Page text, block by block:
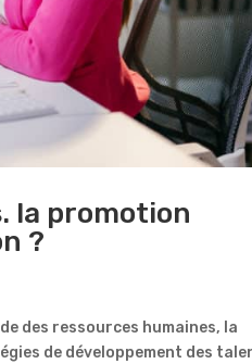
la promotion
?
des ressources humaines, la
de développement des